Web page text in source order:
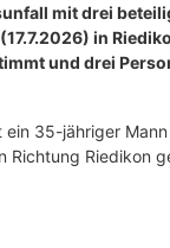
mit drei
in
und drei
ein 35-jähriger
Richtung Riedikon